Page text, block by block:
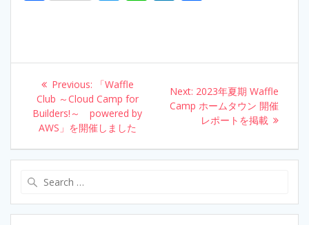
b
o
o
k
er e
n
e
Post
navigation
Previous:
Previous
post:
「Waffle
Club ～Cloud Camp for
Builders!～ powered by
AWS」を開催しました
Next: Next
post:
2023年夏期 Waffle
Camp ホームタウン 開催
レポートを掲載